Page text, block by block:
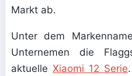
Markt ab.
Unter dem
Unternemen die
aktuelleXiaomi 12 Serie